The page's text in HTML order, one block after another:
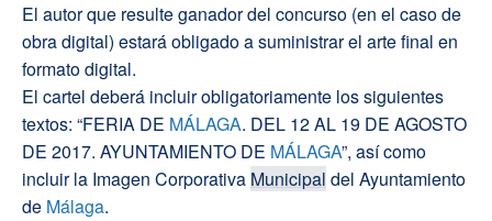
El autor que resulte ganador del concurso (en el caso de
obra digital) estará obligado a suministrar el arte final en
formato digital.
El cartel deberá incluir obligatoriamente los siguientes
textos: “FERIA DE MÁLAGA. DEL 12 AL 19 DE AGOSTO
DE 2017. AYUNTAMIENTO DE MÁLAGA”, así como
incluir la Imagen Corporativa Municipal del Ayuntamiento
de Málaga.